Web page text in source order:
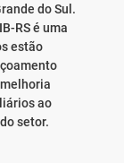
do Sul.
RS é uma
estão
ao
setor.